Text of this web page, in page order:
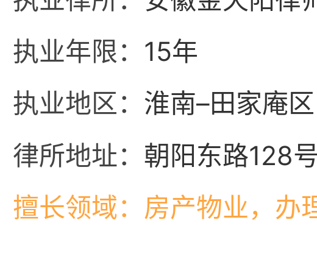
执业年限： 15年
执业地区： 淮南–田家庵区
律所地址： 朝阳东路128
擅长领域： 房产物业，办